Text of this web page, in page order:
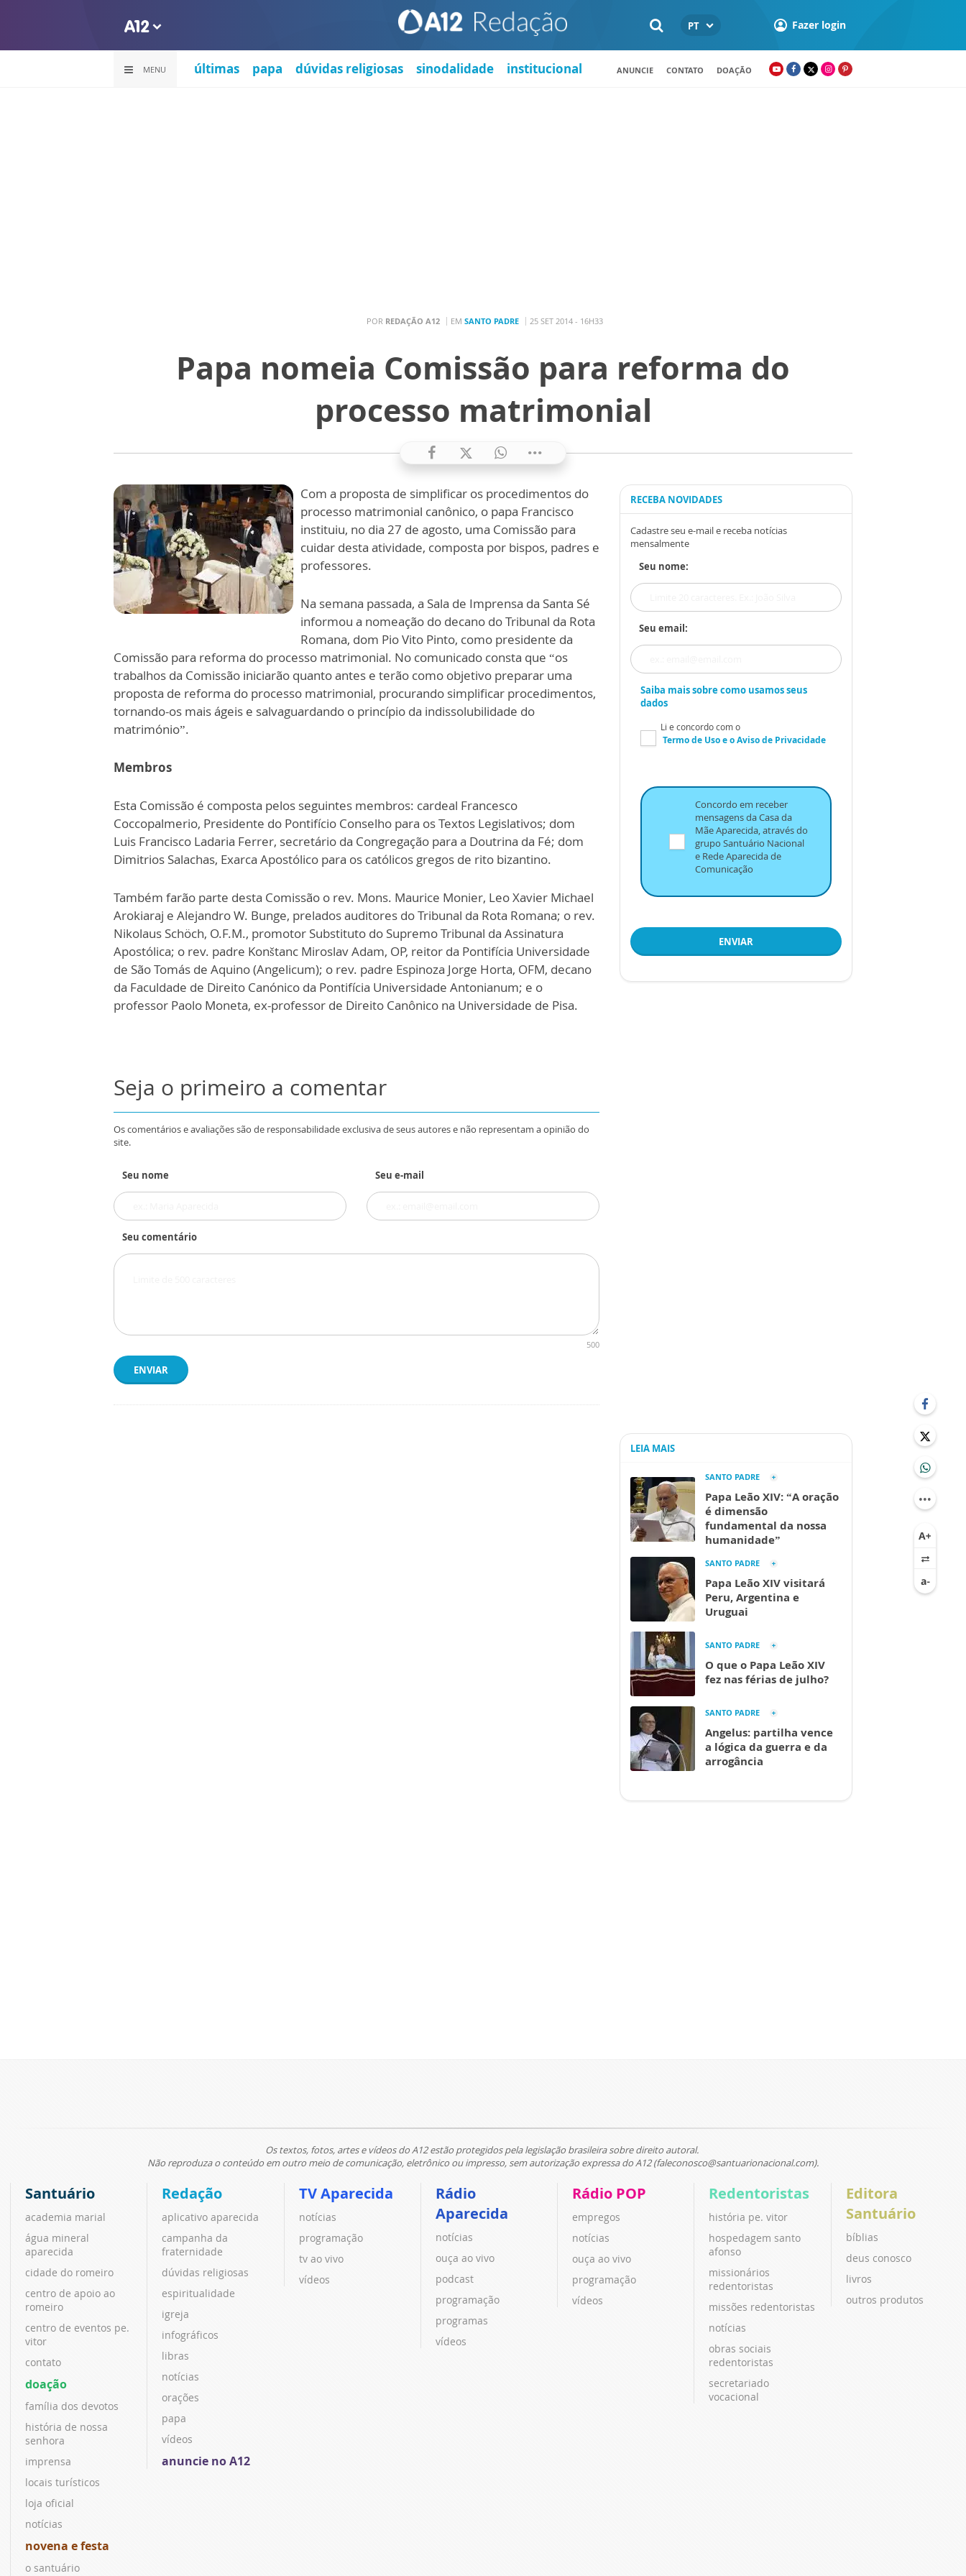
PT Fazer login
MENU últimas papa dúvidas religiosas sinodalidade institucional ANUNCIE CONTATO DOAÇÃO
POR REDAÇÃO A12 EM SANTO PADRE 25 SET 2014 - 16H33
Papa nomeia Comissão para reforma do
processo matrimonial
Com a proposta de simplificar os procedimentos do
processo matrimonial canônico, o papa Francisco
instituiu, no dia 27 de agosto, uma Comissão para
cuidar desta atividade, composta por bispos, padres e
professores.
Na semana passada, a Sala de Imprensa da Santa Sé
informou a nomeação do decano do Tribunal da Rota
Romana, dom Pio Vito Pinto, como presidente da
Comissão para reforma do processo matrimonial. No comunicado consta que “os
trabalhos da Comissão iniciarão quanto antes e terão como objetivo preparar uma
proposta de reforma do processo matrimonial, procurando simplificar procedimentos,
tornando-os mais ágeis e salvaguardando o princípio da indissolubilidade do
matrimónio”.
Membros
Esta Comissão é composta pelos seguintes membros: cardeal Francesco
Coccopalmerio, Presidente do Pontifício Conselho para os Textos Legislativos; dom
Luis Francisco Ladaria Ferrer, secretário da Congregação para a Doutrina da Fé; dom
Dimitrios Salachas, Exarca Apostólico para os católicos gregos de rito bizantino.
Também farão parte desta Comissão o rev. Mons. Maurice Monier, Leo Xavier Michael
Arokiaraj e Alejandro W. Bunge, prelados auditores do Tribunal da Rota Romana; o rev.
Nikolaus Schöch, O.F.M., promotor Substituto do Supremo Tribunal da Assinatura
Apostólica; o rev. padre Konštanc Miroslav Adam, OP, reitor da Pontifícia Universidade
de São Tomás de Aquino (Angelicum); o rev. padre Espinoza Jorge Horta, OFM, decano
da Faculdade de Direito Canónico da Pontifícia Universidade Antonianum; e o
professor Paolo Moneta, ex-professor de Direito Canônico na Universidade de Pisa.
Seja o primeiro a comentar
Os comentários e avaliações são de responsabilidade exclusiva de seus autores e não representam a opinião do
site.
Seu nome Seu e-mail
Seu comentário
500
ENVIAR
RECEBA NOVIDADES
Cadastre seu e-mail e receba notícias
mensalmente
Seu nome:
Seu email:
Saiba mais sobre como usamos seus
dados
Li e concordo com o
Termo de Usoe oAviso de Privacidade
Concordo em receber
mensagens da Casa da
Mãe Aparecida, através do
grupo Santuário Nacional
e Rede Aparecida de
Comunicação
ENVIAR
LEIA MAIS
SANTO PADRE
Papa Leão XIV: “A oração
é dimensão
fundamental da nossa
humanidade”
SANTO PADRE
Papa Leão XIV visitará
Peru, Argentina e
Uruguai
SANTO PADRE
O que o Papa Leão XIV
fez nas férias de julho?
SANTO PADRE
Angelus: partilha vence
a lógica da guerra e da
arrogância
Os textos, fotos, artes e vídeos do A12 estão protegidos pela legislação brasileira sobre direito autoral.
Não reproduza o conteúdo em outro meio de comunicação, eletrônico ou impresso, sem autorização expressa do A12 (faleconosco@santuarionacional.com).
Santuário
academia marial
água mineral
aparecida
cidade do romeiro
centro de apoio ao
romeiro
centro de eventos pe.
vitor
contato
doação
família dos devotos
história de nossa
senhora
imprensa
locais turísticos
loja oficial
notícias
novena e festa
o santuário
Redação
aplicativo aparecida
campanha da
fraternidade
dúvidas religiosas
espiritualidade
igreja
infográficos
libras
notícias
orações
papa
vídeos
anuncie no A12
TV Aparecida
notícias
programação
tv ao vivo
vídeos
Rádio
Aparecida
notícias
ouça ao vivo
podcast
programação
programas
vídeos
Rádio POP
empregos
notícias
ouça ao vivo
programação
vídeos
Redentoristas
história pe. vitor
hospedagem santo
afonso
missionários
redentoristas
missões redentoristas
notícias
obras sociais
redentoristas
secretariado
vocacional
Editora
Santuário
bíblias
deus conosco
livros
outros produtos